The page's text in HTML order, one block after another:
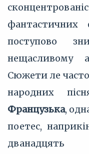
фантастичних
поступово
нещасливому
Сюжети ле
народних
Французька,
поетес,
дванадцять